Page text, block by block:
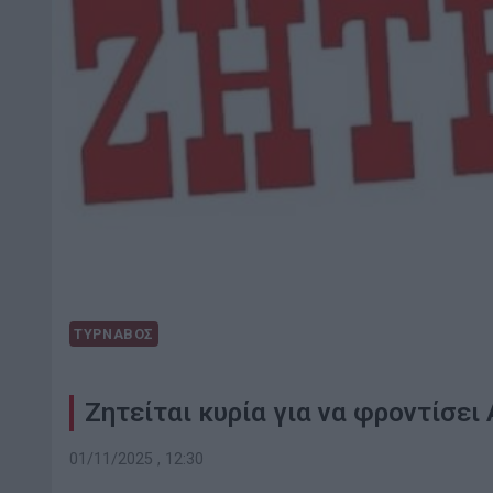
ΤΥΡΝΑΒΟΣ
Ζητείται κυρία για να
01/11/2025 , 12:30